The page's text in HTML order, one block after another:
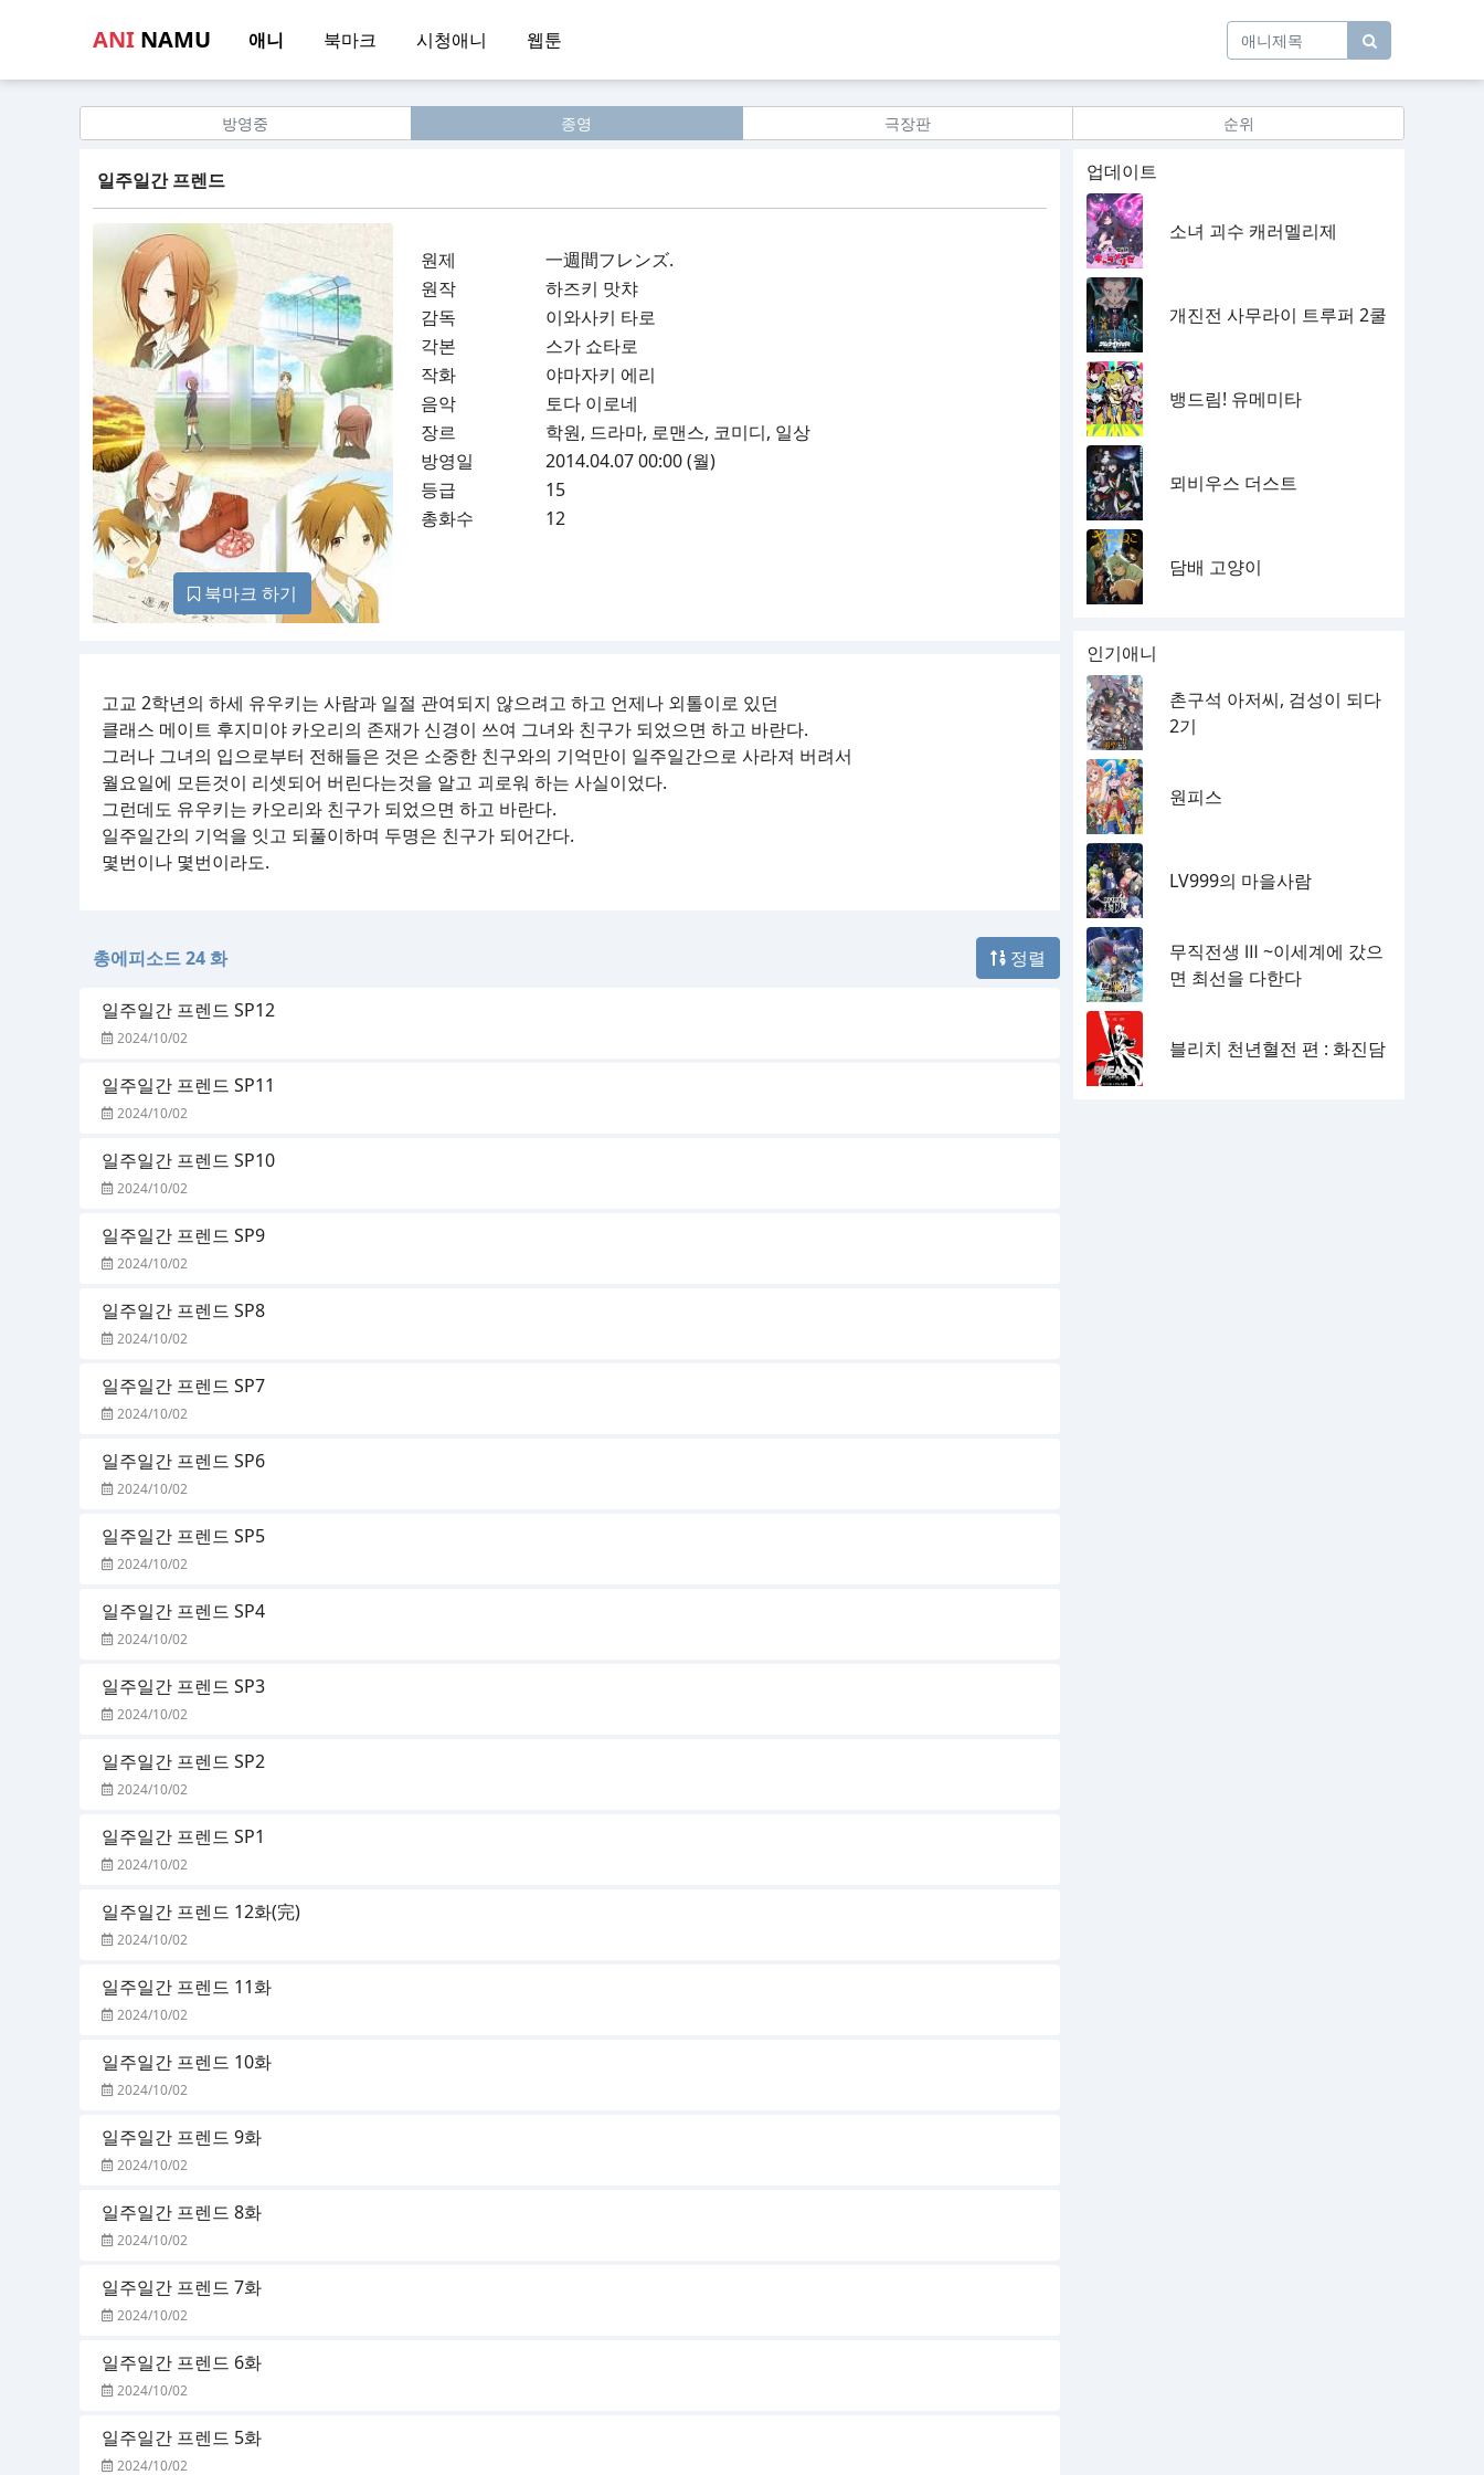
ANI NAMU 애니 북마크 시청애니 웹툰
방영중 종영 극장판 순위
일주일간 프렌드
북마크 하기
원제
一週間フレンズ.
원작
하즈키 맛챠
감독
이와사키 타로
각본
스가 쇼타로
작화
야마자키 에리
음악
토다 이로네
장르
학원, 드라마, 로맨스, 코미디, 일상
방영일
2014.04.07 00:00 (월)
등급
15
총화수
12
고교 2학년의 하세 유우키는 사람과 일절 관여되지 않으려고 하고 언제나 외톨이로 있던
클래스 메이트 후지미야 카오리의 존재가 신경이 쓰여 그녀와 친구가 되었으면 하고 바란다.
그러나 그녀의 입으로부터 전해들은 것은 소중한 친구와의 기억만이 일주일간으로 사라져 버려서
월요일에 모든것이 리셋되어 버린다는것을 알고 괴로워 하는 사실이었다.
그런데도 유우키는 카오리와 친구가 되었으면 하고 바란다.
일주일간의 기억을 잇고 되풀이하며 두명은 친구가 되어간다.
몇번이나 몇번이라도.
총에피소드 24 화 정렬
일주일간 프렌드 SP12
2024/10/02
일주일간 프렌드 SP11
2024/10/02
일주일간 프렌드 SP10
2024/10/02
일주일간 프렌드 SP9
2024/10/02
일주일간 프렌드 SP8
2024/10/02
일주일간 프렌드 SP7
2024/10/02
일주일간 프렌드 SP6
2024/10/02
일주일간 프렌드 SP5
2024/10/02
일주일간 프렌드 SP4
2024/10/02
일주일간 프렌드 SP3
2024/10/02
일주일간 프렌드 SP2
2024/10/02
일주일간 프렌드 SP1
2024/10/02
일주일간 프렌드 12화(完)
2024/10/02
일주일간 프렌드 11화
2024/10/02
일주일간 프렌드 10화
2024/10/02
일주일간 프렌드 9화
2024/10/02
일주일간 프렌드 8화
2024/10/02
일주일간 프렌드 7화
2024/10/02
일주일간 프렌드 6화
2024/10/02
일주일간 프렌드 5화
2024/10/02
업데이트
소녀 괴수 캐러멜리제
개진전 사무라이 트루퍼 2쿨
뱅드림! 유메미타
뫼비우스 더스트
담배 고양이
인기애니
촌구석 아저씨, 검성이 되다
2기
원피스
LV999의 마을사람
무직전생 Ⅲ ~이세계에 갔으
면 최선을 다한다
블리치 천년혈전 편 : 화진담